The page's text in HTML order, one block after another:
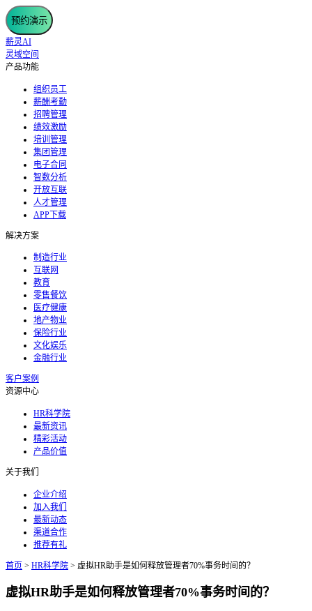
预约演示
薪灵AI
灵域空间
产品功能
组织员工
薪酬考勤
招聘管理
绩效激励
培训管理
集团管理
电子合同
智数分析
开放互联
人才管理
APP下载
解决方案
制造行业
互联网
教育
零售餐饮
医疗健康
地产物业
保险行业
文化娱乐
金融行业
客户案例
资源中心
HR科学院
最新资讯
精彩活动
产品价值
关于我们
企业介绍
加入我们
最新动态
渠道合作
推荐有礼
首页 > HR科学院 > 虚拟HR助手是如何释放管理者70%事务时间的？
虚拟HR助手是如何释放管理者70%事务时间的？